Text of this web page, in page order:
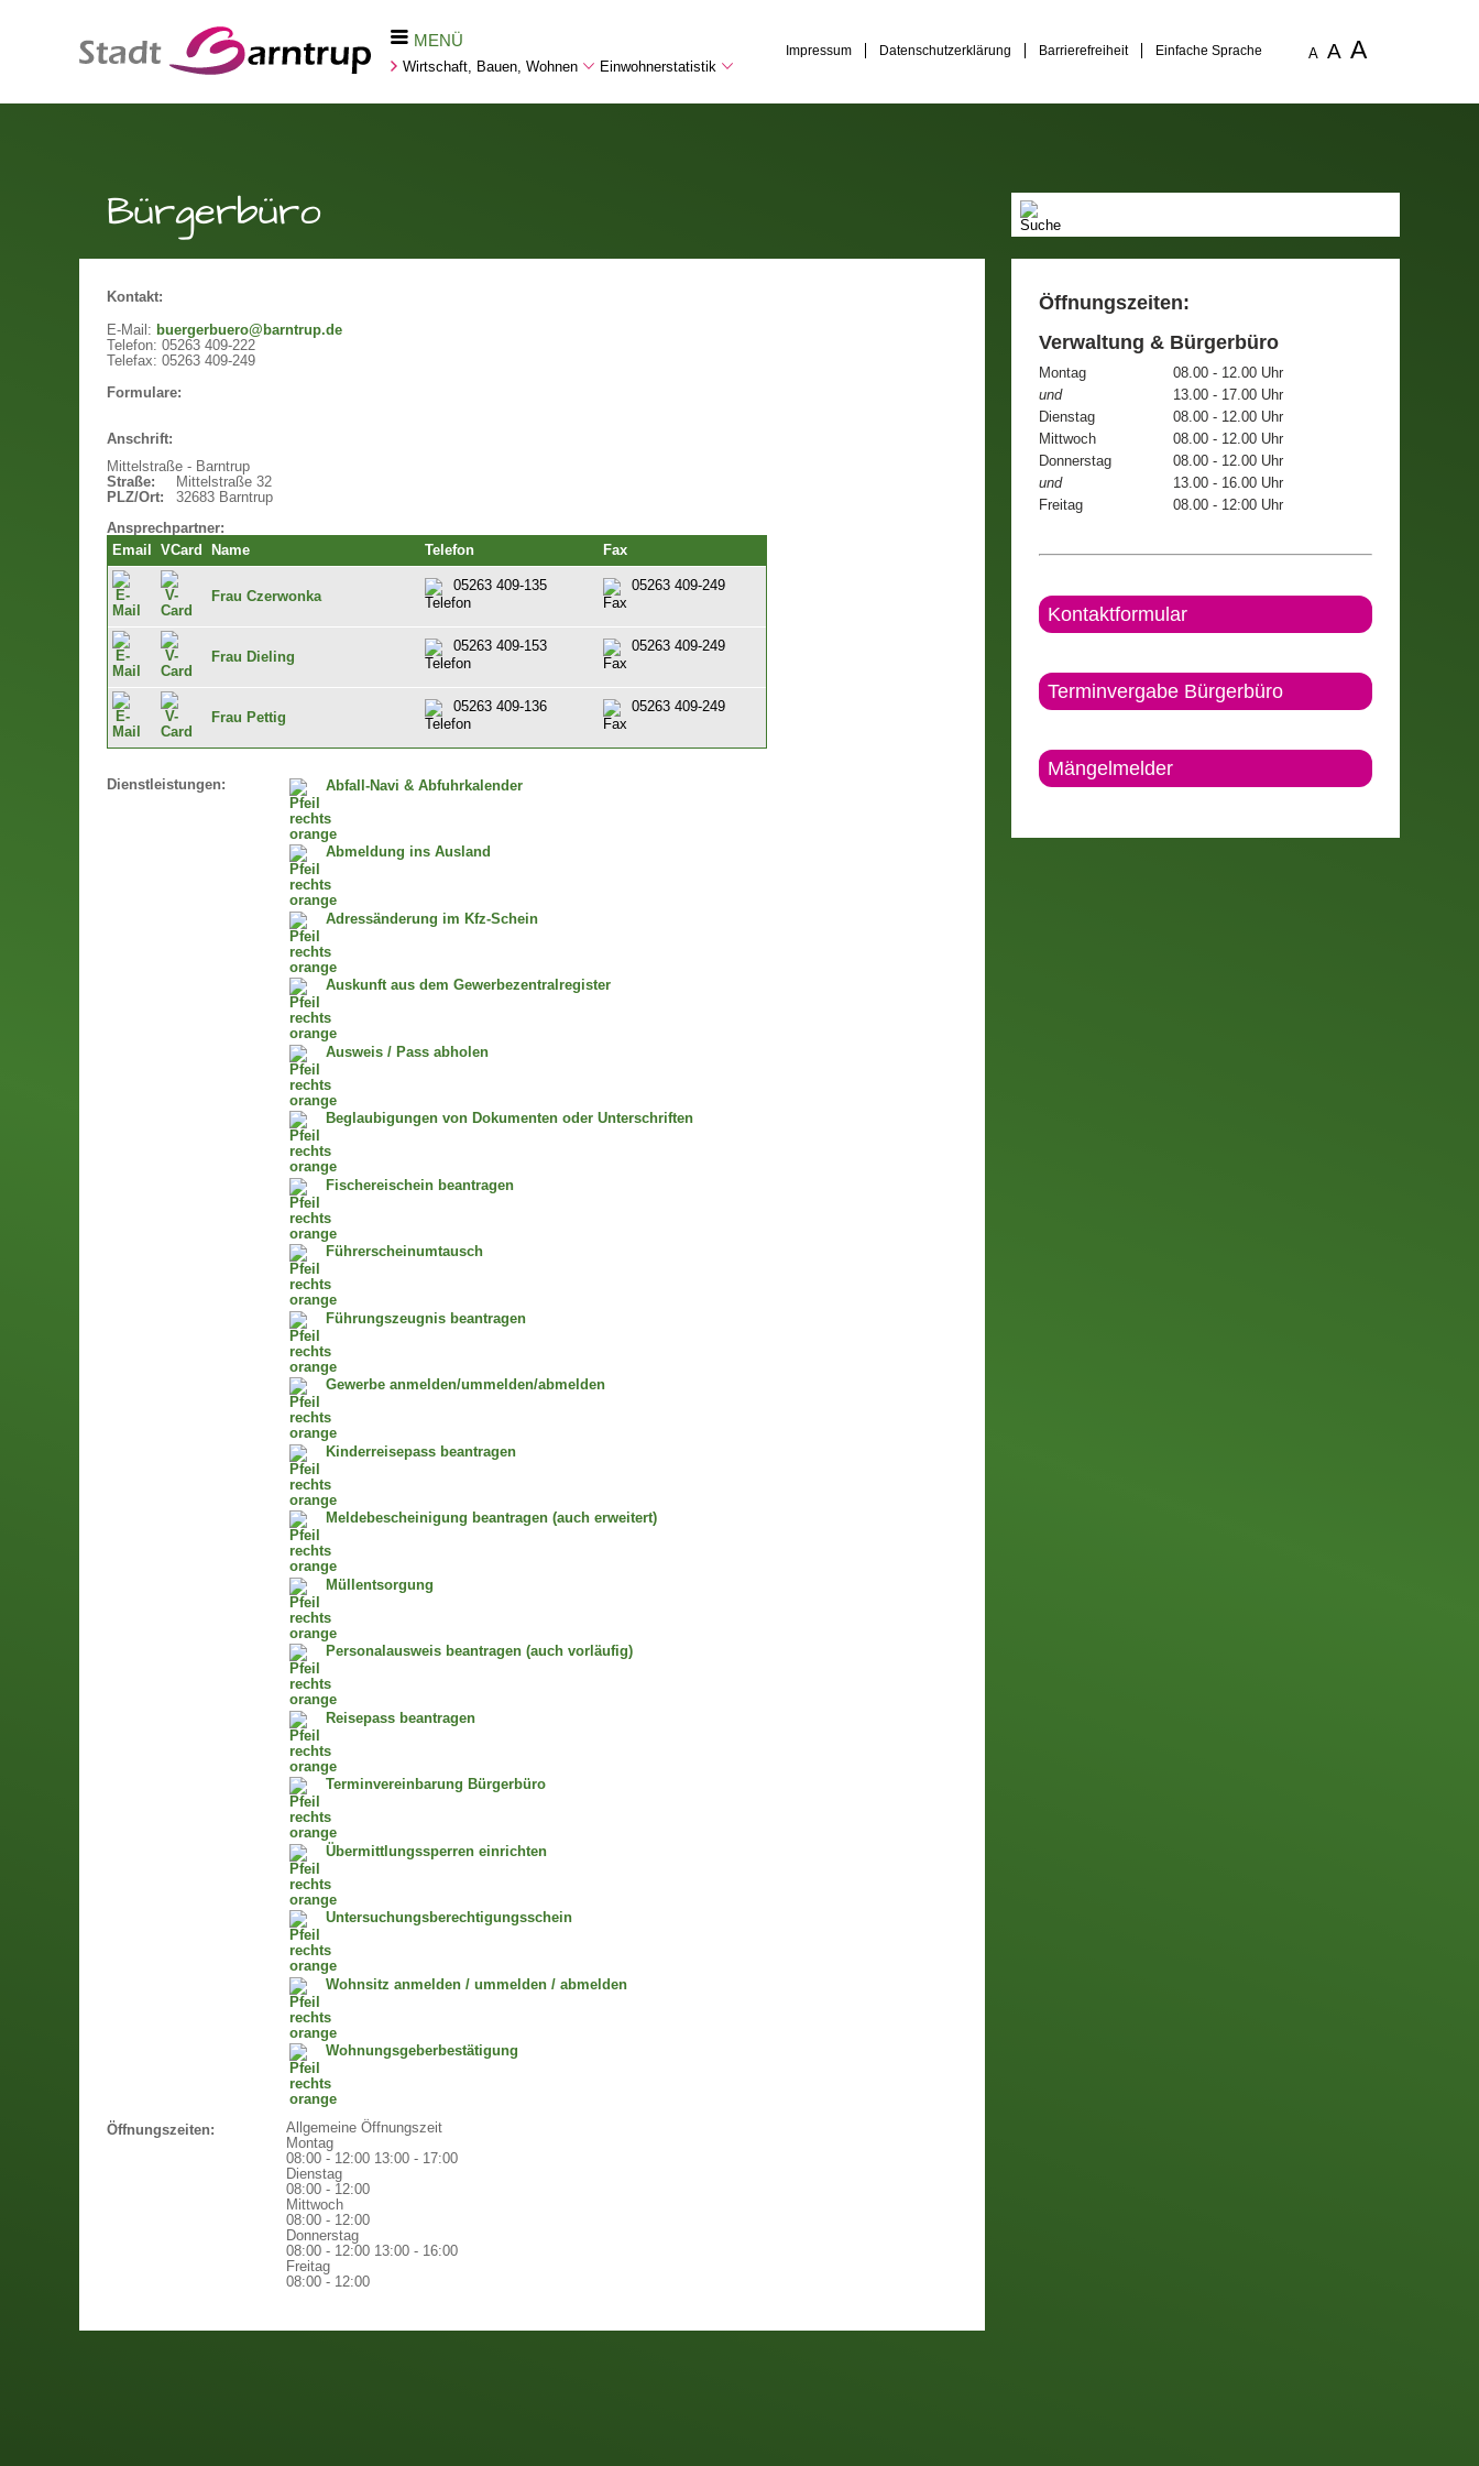
MENÜ
Wirtschaft, Bauen, Wohnen Einwohnerstatistik
Impressum Datenschutzerklärung Barrierefreiheit Einfache Sprache A A A
Bürgerbüro
Kontakt:
E-Mail: buergerbuero@barntrup.de
Telefon: 05263 409-222
Telefax: 05263 409-249
Formulare:
Anschrift:
Mittelstraße - Barntrup
Straße:
Mittelstraße 32
PLZ/Ort:
32683 Barntrup
Ansprechpartner:
Email
VCard Name Telefon Fax
Frau Czerwonka
05263 409-135 05263 409-249
Frau Dieling
05263 409-153 05263 409-249
Frau Pettig
05263 409-136 05263 409-249
Dienstleistungen: Abfall-Navi & Abfuhrkalender
Abmeldung ins Ausland
Adressänderung im Kfz-Schein
Auskunft aus dem Gewerbezentralregister
Ausweis / Pass abholen
Beglaubigungen von Dokumenten oder Unterschriften
Fischereischein beantragen
Führerscheinumtausch
Führungszeugnis beantragen
Gewerbe anmelden/ummelden/abmelden
Kinderreisepass beantragen
Meldebescheinigung beantragen (auch erweitert)
Müllentsorgung
Personalausweis beantragen (auch vorläufig)
Reisepass beantragen
Terminvereinbarung Bürgerbüro
Übermittlungssperren einrichten
Untersuchungsberechtigungsschein
Wohnsitz anmelden / ummelden / abmelden
Wohnungsgeberbestätigung
Öffnungszeiten:
Allgemeine Öffnungszeit
Montag
08:00 - 12:00 13:00 - 17:00
Dienstag
08:00 - 12:00
Mittwoch
08:00 - 12:00
Donnerstag
08:00 - 12:00 13:00 - 16:00
Freitag
08:00 - 12:00
Öffnungszeiten:
Verwaltung & Bürgerbüro
Montag
08.00 - 12.00 Uhr
und
13.00 - 17.00 Uhr
Dienstag
08.00 - 12.00 Uhr
Mittwoch
08.00 - 12.00 Uhr
Donnerstag
08.00 - 12.00 Uhr
und
13.00 - 16.00 Uhr
Freitag
08.00 - 12:00 Uhr
Kontaktformular
Terminvergabe Bürgerbüro
Mängelmelder